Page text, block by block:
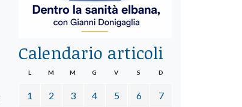
Calendario articoli
L M M G V S D
1 2 3 4 5 6 7